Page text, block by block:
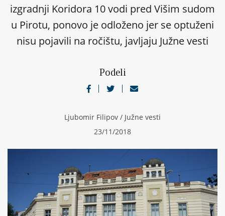
izgradnji Koridora 10 vodi pred Višim sudom
u Pirotu, ponovo je odloženo jer se optuženi
nisu pojavili na ročištu, javljaju Južne vesti
Podeli
Ljubomir Filipov / Južne vesti
23/11/2018